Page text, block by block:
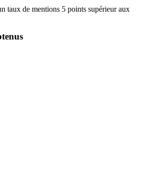
taux de mentions 5 points supérieuraux